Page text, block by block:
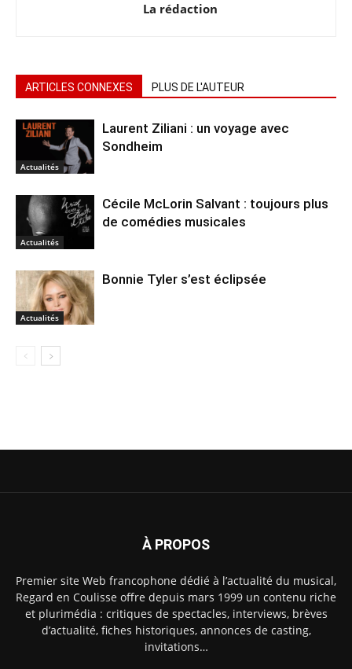
La rédaction
ARTICLES CONNEXES PLUS DE L'AUTEUR
Actualités
Laurent Ziliani : un voyage avec
Sondheim
Actualités
Cécile McLorin Salvant : toujours plus
de comédies musicales
Actualités
Bonnie Tyler s’est éclipsée
À PROPOS
Premier site Web francophone dédié à l’actualité du musical,
Regard en Coulisse offre depuis mars 1999 un contenu riche
et plurimédia : critiques de spectacles, interviews, brèves
d’actualité, fiches historiques, annonces de casting,
invitations…